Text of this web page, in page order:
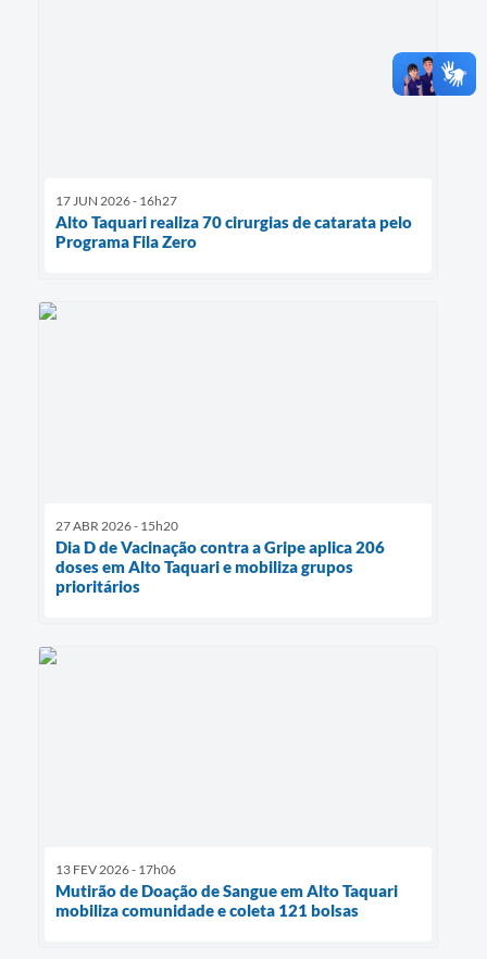
17 JUN 2026 - 16h27
Alto Taquari realiza 70 cirurgias de catarata pelo
Programa Fila Zero
27 ABR 2026 - 15h20
Dia D de Vacinação contra a Gripe aplica 206
doses em Alto Taquari e mobiliza grupos
prioritários
13 FEV 2026 - 17h06
Mutirão de Doação de Sangue em Alto Taquari
mobiliza comunidade e coleta 121 bolsas